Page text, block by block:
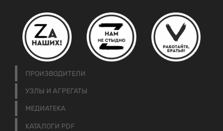
ПРОИЗВОДИТЕЛИ
УЗЛЫ И АГРЕГАТЫ
МЕДИАТЕКА
КАТАЛОГИ PDF